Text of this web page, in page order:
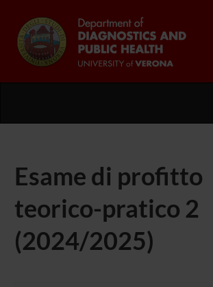
Esame di profitto
teorico-pratico 2
(2024/2025)